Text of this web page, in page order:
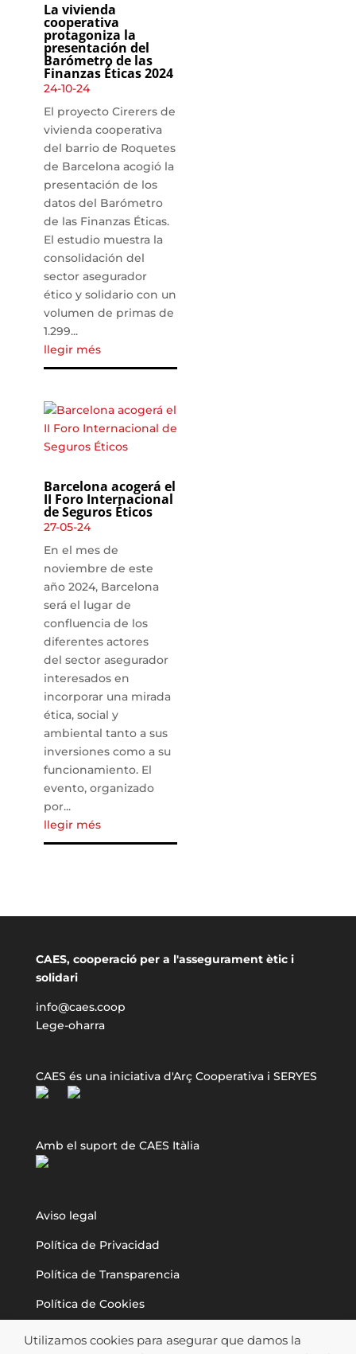
La vivienda
cooperativa
protagoniza la
presentación del
Barómetro de las
Finanzas Éticas 2024
24-10-24
El proyecto Cirerers de
vivienda cooperativa
del barrio de Roquetes
de Barcelona acogió la
presentación de los
datos del Barómetro
de las Finanzas Éticas.
El estudio muestra la
consolidación del
sector asegurador
ético y solidario con un
volumen de primas de
1.299...
llegir més
Barcelona acogerá el
II Foro Internacional
de Seguros Éticos
27-05-24
En el mes de
noviembre de este
año 2024, Barcelona
será el lugar de
confluencia de los
diferentes actores
del sector asegurador
interesados en
incorporar una mirada
ética, social y
ambiental tanto a sus
inversiones como a su
funcionamiento. El
evento, organizado
por...
llegir més
CAES, cooperació per a l'assegurament ètic i
solidari
info@caes.coop
Lege-oharra
CAES és una iniciativa d'Arç Cooperativa i SERYES
Amb el suport de CAES Itàlia
Aviso legal
Política de Privacidad
Política de Transparencia
Política de Cookies
Utilizamos cookies para asegurar que damos la